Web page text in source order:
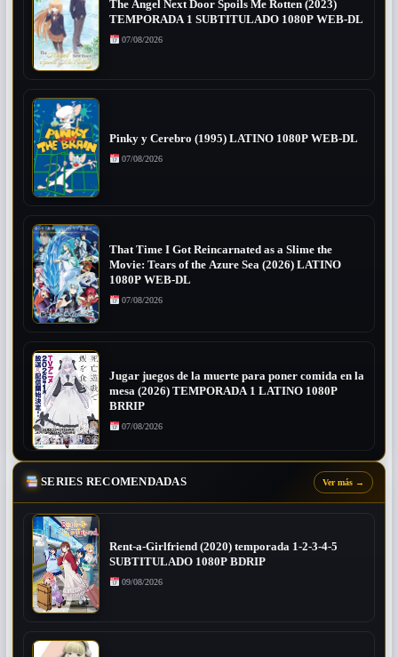
The Angel Next Door Spoils Me Rotten (2023)
TEMPORADA 1 SUBTITULADO 1080P WEB-DL
07/08/2026
Pinky y Cerebro (1995) LATINO 1080P WEB-DL
07/08/2026
That Time I Got Reincarnated as a Slime the
Movie: Tears of the Azure Sea (2026) LATINO
1080P WEB-DL
07/08/2026
Jugar juegos de la muerte para poner comida en la
mesa (2026) TEMPORADA 1 LATINO 1080P
BRRIP
07/08/2026
SERIES RECOMENDADAS Ver más →
Rent-a-Girlfriend (2020) temporada 1-2-3-4-5
SUBTITULADO 1080P BDRIP
09/08/2026